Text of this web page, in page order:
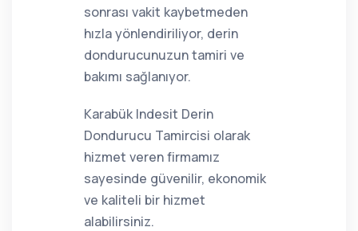
sonrası vakit kaybetmeden
hızla yönlendiriliyor, derin
dondurucunuzun tamiri ve
bakımı sağlanıyor.
Karabük Indesit Derin
Dondurucu Tamircisi olarak
hizmet veren firmamız
sayesinde güvenilir, ekonomik
ve kaliteli bir hizmet
alabilirsiniz.